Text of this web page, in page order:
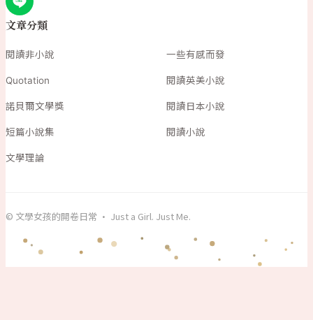
文章分類
閱讀非小說 一些有感而發
Quotation 閱讀英美小說
諾貝爾文學獎 閱讀日本小說
短篇小說集 閱讀小說
文學理論
© 文學女孩的開卷日常 · Just a Girl. Just Me.